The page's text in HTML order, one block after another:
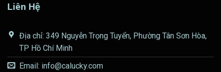
Liên Hệ
Địa chỉ: 349 Nguyễn Trọng Tuyển, Phường Tân Sơn Hòa,
TP Hồ Chí Minh
Email: info@calucky.com